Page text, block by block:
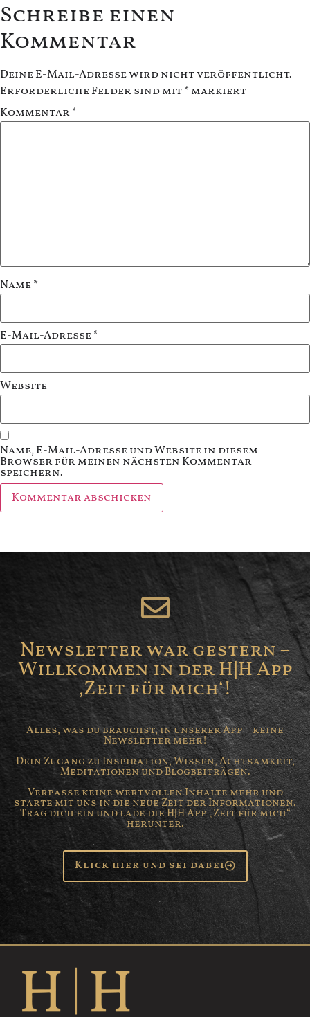
Schreibe einen
Kommentar
Deine E-Mail-Adresse wird nicht veröffentlicht.
Erforderliche Felder sind mit* markiert
Kommentar*
Name*
E-Mail-Adresse*
Website
Name, E-Mail-Adresse und Website in diesem
Browser für meinen nächsten Kommentar
speichern.
Newsletter war gestern –
Willkommen in der H|H App
‚Zeit für mich‘!
Alles, was du brauchst, in unserer App – keine
Newsletter mehr!
Dein Zugang zu Inspiration, Wissen, Achtsamkeit,
Meditationen und Blogbeiträgen.
Verpasse keine wertvollen Inhalte mehr und
starte mit uns in die neue Zeit der Informationen.
Trag dich ein und lade die H|H App „Zeit für mich“
herunter.
Klick hier und sei dabei